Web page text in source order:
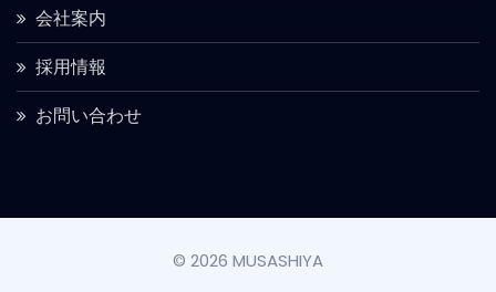
会社案内
採用情報
お問い合わせ
© 2026 MUSASHIYA